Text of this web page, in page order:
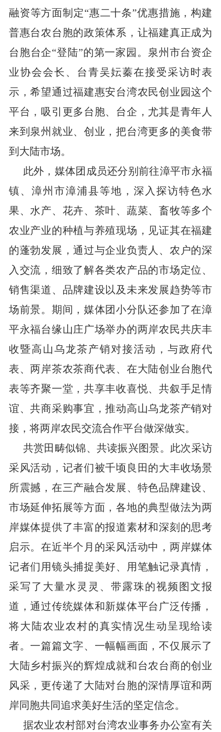
融资等方面制定“惠二十条”优惠措施，构建
普惠台农台胞的政策体系，让福建真正成为
台胞台企“登陆”的第一家园。泉州市台资企
业协会会长、台青吴妘蓁在接受采访时表
示，希望通过福建惠安台湾农民创业园这个
平台，吸引更多台胞、台企，尤其是青年人
来到泉州就业、创业，把台湾更多的美食带
到大陆市场。
此外，媒体团成员还分别前往漳平市永福
镇、漳州市漳浦县等地，深入探访特色水
果、水产、花卉、茶叶、蔬菜、畜牧等多个
农业产业的种植与养殖现场，见证其在福建
的蓬勃发展，通过与企业负责人、农户的深
入交流，细致了解各类农产品的市场定位、
销售渠道、品牌建设以及未来发展趋势等市
场前景。期间，媒体团小分队还参加了在漳
平永福台缘山庄广场举办的两岸农民共庆丰
收暨高山乌龙茶产销对接活动，与政府代
表、两岸茶农茶商代表、在大陆创业台胞代
表等齐聚一堂，共享丰收喜悦、共叙手足情
谊、共商采购事宜，推动高山乌龙茶产销对
接，将两岸农民交流合作平台做深做实。
共赏田畴似锦、共读振兴图景。此次采访
采风活动，记者们被千顷良田的大丰收场景
所震撼，在三产融合发展、特色品牌建设、
市场延伸拓展等方面，各地的典型做法为两
岸媒体提供了丰富的报道素材和深刻的思考
启示。在近半个月的采风活动中，两岸媒体
记者们用镜头捕捉美好、用笔触记录真情，
采写了大量水灵灵、带露珠的视频图文报
道，通过传统媒体和新媒体平台广泛传播，
将大陆农业农村的真实情况生动呈现给读
者。一篇篇文字、一幅幅画面，不仅展示了
大陆乡村振兴的辉煌成就和台农台商的创业
风采，更传递了大陆对台胞的深情厚谊和两
岸同胞共同追求美好生活的坚定信念。
据农业农村部对台湾农业事务办公室有关